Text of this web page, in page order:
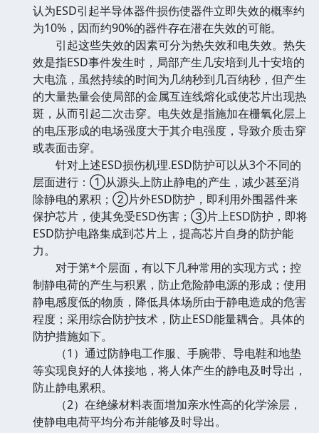
认为ESD引起半导体器件损伤使器件立即失效的概率约
为10%，因而约90%的器件存在潜在失效的可能。
引起这些失效的因素可分为热失效和电失效。热失
效是指ESD事件发生时，局部产生几安培到儿十安培的
大电流，虽然持续的时间为几纳秒到几百纳秒，但产生
的大量热量会使局部的金属互连线熔化或使芯片出现热
斑，从而引起二次击穿。电失效是指施加在栅氧化层上
的电压形成的电场强度大于其介电强度，导致介质击穿
或表面击穿。
针对上述ESD损伤机理.ESD防护可以从3个不同的
层面进行：①从源头上防止静电的产生，减少甚至消
除静电的累积；②片外ESD防护，即利用外围器件来
保护芯片，使其免受ESD伤害；③片上ESD防护，即将
ESD防护电路集成到芯片上，提高芯片自身的防护能
力。
对于第*个层面，有以下几种常用的实现方式；控
制静电荷的产生与积累，防止危险静电源的形成；使用
静电感度低的物质，降低具体场所由于静电造成的危害
程度；采用综合防护技术，防止ESD能量耦合。具体的
防护措施如下。
（1）通过防静电工作服、手腕带、导电鞋和地垫
等实现良好的人体接地，将人体产生的静电及时导出，
防止静电累积。
（2）在绝缘材料表面增加亲水性高的化学涂层，
使静电电荷平均分布并能够及时导出。